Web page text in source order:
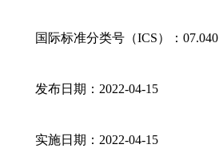
国际标准分类号（ICS）：07.040
发布日期：2022-04-15
实施日期：2022-04-15